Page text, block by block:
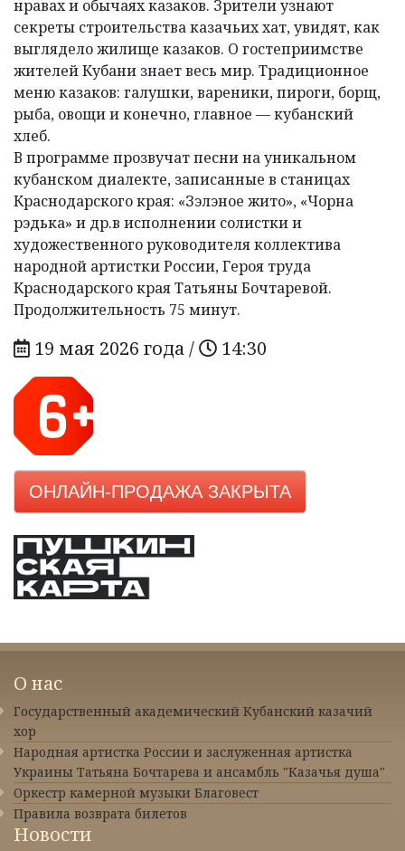
нравах и обычаях казаков. Зрители узнают
секреты строительства казачьих хат, увидят, как
выглядело жилище казаков. О гостеприимстве
жителей Кубани знает весь мир. Традиционное
меню казаков: галушки, вареники, пироги, борщ,
рыба, овощи и конечно, главное — кубанский
хлеб.
В программе прозвучат песни на уникальном
кубанском диалекте, записанные в станицах
Краснодарского края: «Зэлэное жито», «Чорна
рэдька» и др.в исполнении солистки и
художественного руководителя коллектива
народной артистки России, Героя труда
Краснодарского края Татьяны Бочтаревой.
Продолжительность 75 минут.
19 мая 2026 года / 14:30
ОНЛАЙН-ПРОДАЖА ЗАКРЫТА
О нас
Государственный академический Кубанский казачий
хор
Народная артистка России и заслуженная артистка
Украины Татьяна Бочтарева и ансамбль "Казачья душа"
Оркестр камерной музыки Благовест
Правила возврата билетов
Новости